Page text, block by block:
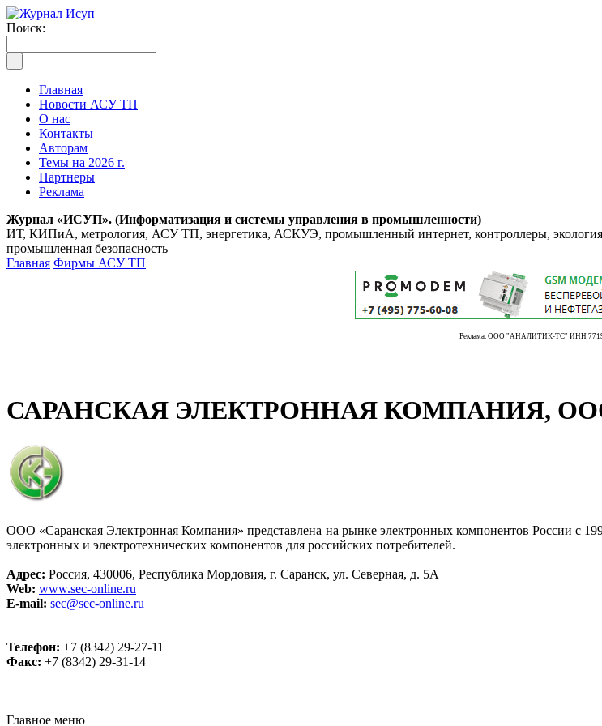
Поиск:
Главная
Новости АСУ ТП
О нас
Контакты
Авторам
Темы на 2026 г.
Партнеры
Реклама
Журнал «ИСУП». (Информатизация и системы управления в промышленности)
ИТ, КИПиА, метрология, АСУ ТП, энергетика, АСКУЭ, промышленный интернет, контроллеры,
промышленная безопасность
Главная Фирмы АСУ ТП
Реклама. ООО "АНАЛИТИК-ТС" ИНН
САРАНСКАЯ ЭЛЕКТРОННАЯ КОМПАНИЯ,
ООО «Саранская Электронная Компания» представлена на рынке электронных компонентов России с
электронных и электротехнических компонентов для российских потребителей.
Адрес: Россия, 430006, Республика Мордовия, г. Саранск, ул. Северная, д. 5А
Web: www.sec-online.ru
E-mail: sec@sec-online.ru
Телефон: +7 (8342) 29-27-11
Факс: +7 (8342) 29-31-14
Главное меню